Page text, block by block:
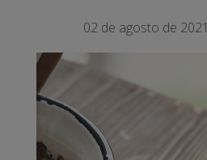
02 de agosto de 2021